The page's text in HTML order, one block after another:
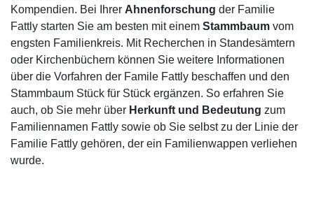
Kompendien. Bei Ihrer Ahnenforschung der Familie
Fattly starten Sie am besten mit einem Stammbaum vom
engsten Familienkreis. Mit Recherchen in Standesämtern
oder Kirchenbüchern können Sie weitere Informationen
über die Vorfahren der Famile Fattly beschaffen und den
Stammbaum Stück für Stück ergänzen. So erfahren Sie
auch, ob Sie mehr über Herkunft und Bedeutung zum
Familiennamen Fattly sowie ob Sie selbst zu der Linie der
Familie Fattly gehören, der ein Familienwappen verliehen
wurde.